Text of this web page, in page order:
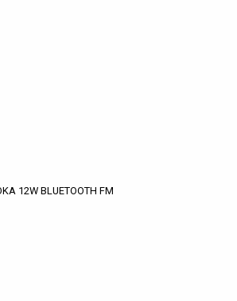
12W BLUETOOTH FM